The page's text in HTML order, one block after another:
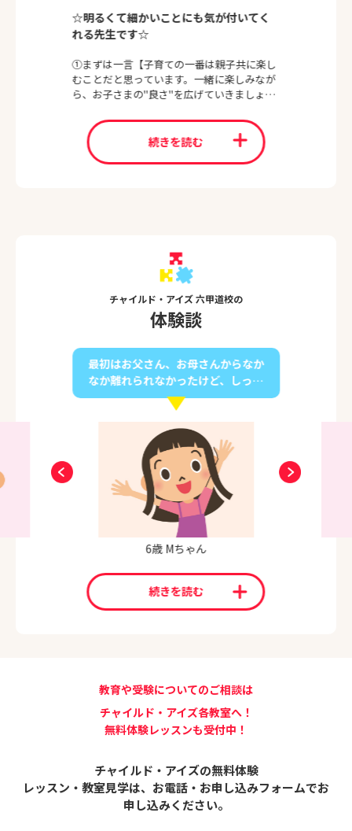
☆明るくて細かいことにも気が付いてく
れる先生です☆
①まずは一言【子育ての一番は親子共に楽し
むことだと思っています。一緒に楽しみなが
ら、お子さまの"良さ"を広げていきましょ
②住んだことがある場所は？【兵庫県芦屋
市。美味しいパン屋さんとケーキ屋さんが多
いです】
③子どもの頃の夢は？【ピアノの先生】
続きを読む
チャイルド・アイズ 六甲道校の
体験談
最初はお父さん、お母さんからなか
なか離れられなかったけど、しっか
り自立し、今では見違えるほど成長
6歳 Mちゃん
続きを読む
教育や受験についてのご相談は
チャイルド・アイズ各教室へ！
無料体験レッスンも受付中！
チャイルド・アイズの無料体験
レッスン・教室見学は、 お電話・お申し込みフォームでお
申し込みください。